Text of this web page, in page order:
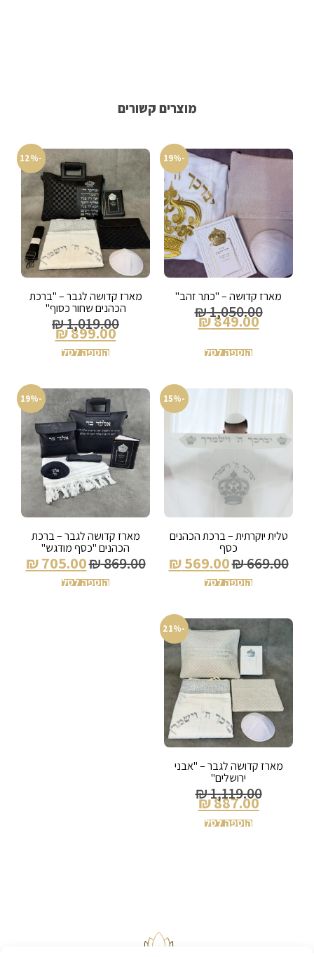
מוצרים קשורים
-19%
מארז קדושה – "כתר זהב"
₪1,050.00
₪849.00
הוספה לסל
-12%
מארז קדושה לגבר – "ברכת
הכהנים שחור כסוף"
₪1,019.00
₪899.00
הוספה לסל
-15%
טלית יוקרתית – ברכת הכהנים
כסף
₪669.00
₪569.00
הוספה לסל
-19%
מארז קדושה לגבר – ברכת
הכהנים "כסף מודגש"
₪869.00
₪705.00
הוספה לסל
-21%
מארז קדושה לגבר – "אבני
ירושלים"
₪1,119.00
₪887.00
הוספה לסל